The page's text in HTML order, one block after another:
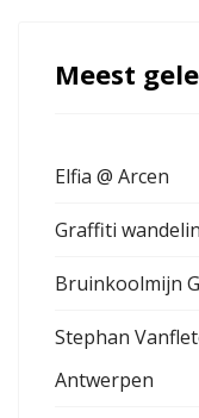
Meest
Elfia @ Arcen
Graffiti
Bruinkoolmijn
Stephan
Antwerpen